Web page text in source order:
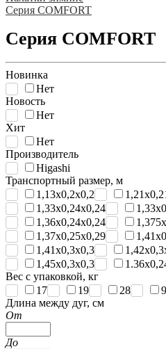
Серия COMFORT
Серия COMFORT
Новинка
Нет
Новость
Нет
Хит
Нет
Производитель
Higashi
Транспортный размер, м
1,13x0,2x0,2
1,33x0,24x0,24
1,36x0,24x0,24
1,37x0,25x0,29
1,41x0,3x0,3
1,45x0,3x0,3
Вес с упаковкой, кг
17
19 28
9
Длина между дуг, см
От
До